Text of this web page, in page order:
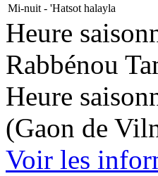
Mi-nuit - 'Hatsot halayla
Heure
Rabbénou
Heure
(Gaon de
Voir les